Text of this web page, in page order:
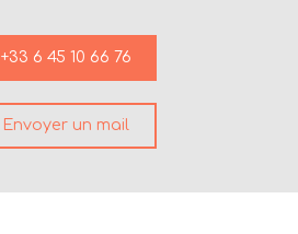
+33 6 45 10 66 76
Envoyer un mail